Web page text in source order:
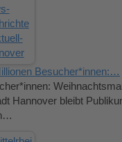
Besucher*innen:…
Hannover bleibt